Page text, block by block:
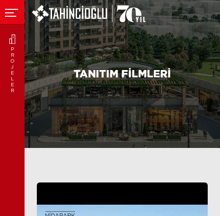
P
R
O
J
E
E
R
TANITIM FİLMLERİ